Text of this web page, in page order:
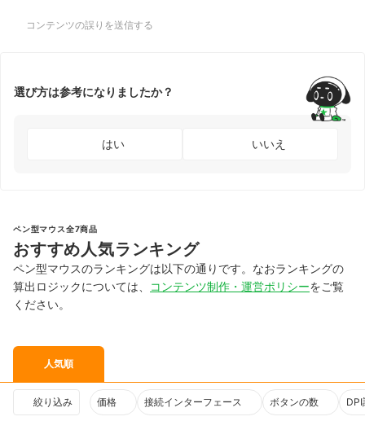
コンテンツの誤りを送信する
選び方は参考になりましたか？
はい いいえ
ペン型マウス全7商品
おすすめ人気ランキング
ペン型マウスのランキングは以下の通りです。なおランキングの
算出ロジックについては、
コンテンツ制作・運営ポリシーをご覧
ください。
人気順
絞り込み 価格 接続インターフェース ボタンの数